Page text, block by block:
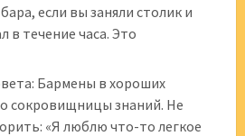
если вы заняли столик и
в течение часа. Это
Бармены в хороших
сокровищницы знаний. Не
«Я люблю что-то легкое